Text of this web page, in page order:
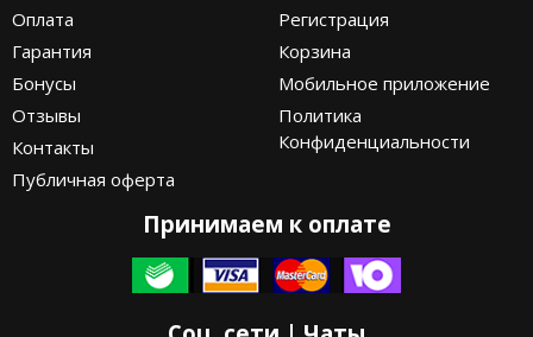
Оплата
Гарантия
Бонусы
Отзывы
Контакты
Публичная оферта
Регистрация
Корзина
Мобильное приложение
Политика
Конфиденциальности
Принимаем к оплате